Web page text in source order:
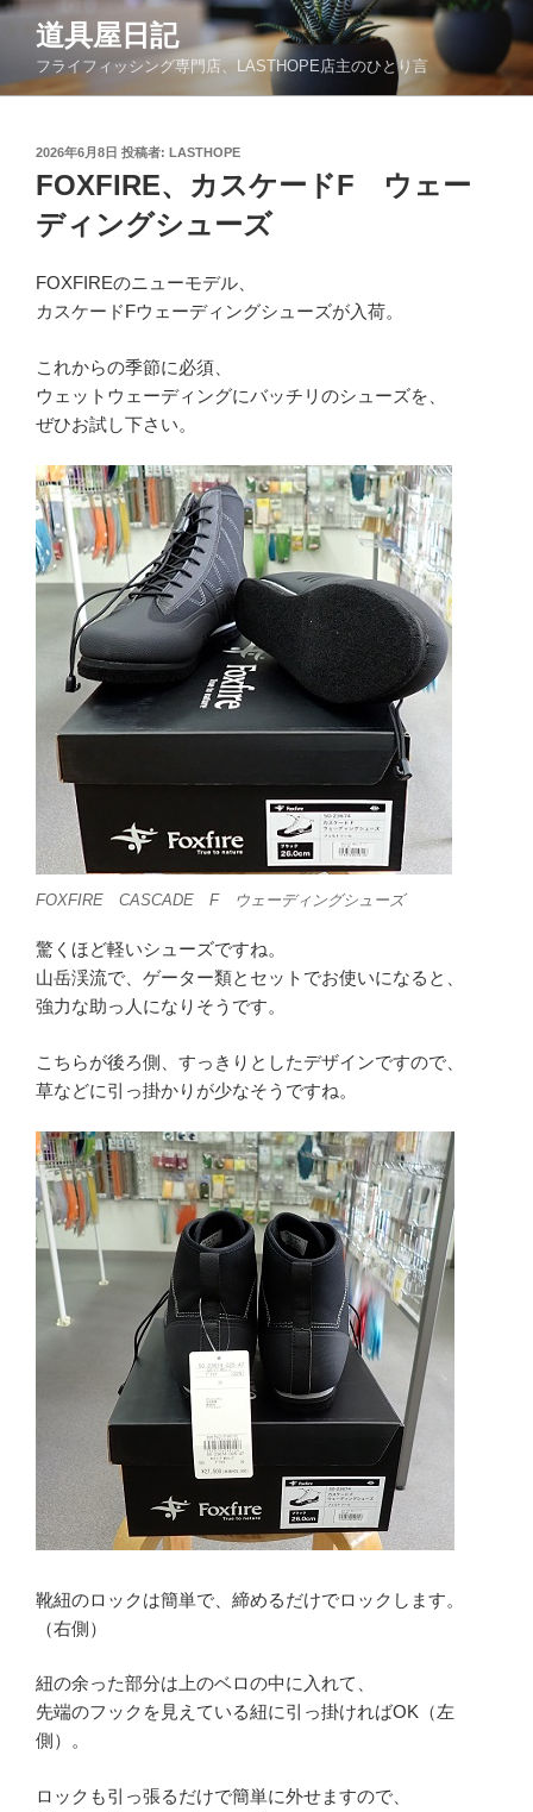
コ
ン
道具屋日記
フライフィッシング専門店、LASTHOPE店主のひとり言
投
稿
日:
2026年6月8日 投稿者: LASTHOPE
FOXFIRE、カスケードF ウェー
ディングシューズ
FOXFIREのニューモデル、
カスケードFウェーディングシューズが入荷。
これからの季節に必須、
ウェットウェーディングにバッチリのシューズを、
ぜひお試し下さい。
FOXFIRE CASCADE F ウェーディングシューズ
驚くほど軽いシューズですね。
山岳渓流で、ゲーター類とセットでお使いになると、
強力な助っ人になりそうです。
こちらが後ろ側、すっきりとしたデザインですので、
草などに引っ掛かりが少なそうですね。
靴紐のロックは簡単で、締めるだけでロックします。
（右側）
紐の余った部分は上のベロの中に入れて、
先端のフックを見えている紐に引っ掛ければOK（左
側）。
ロックも引っ張るだけで簡単に外せますので、